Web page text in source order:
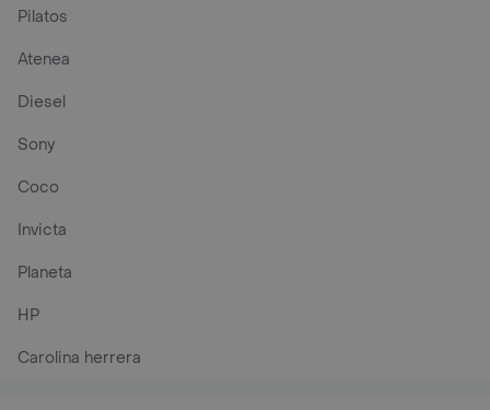
Pilatos
Atenea
Diesel
Sony
Coco
Invicta
Planeta
HP
Carolina herrera